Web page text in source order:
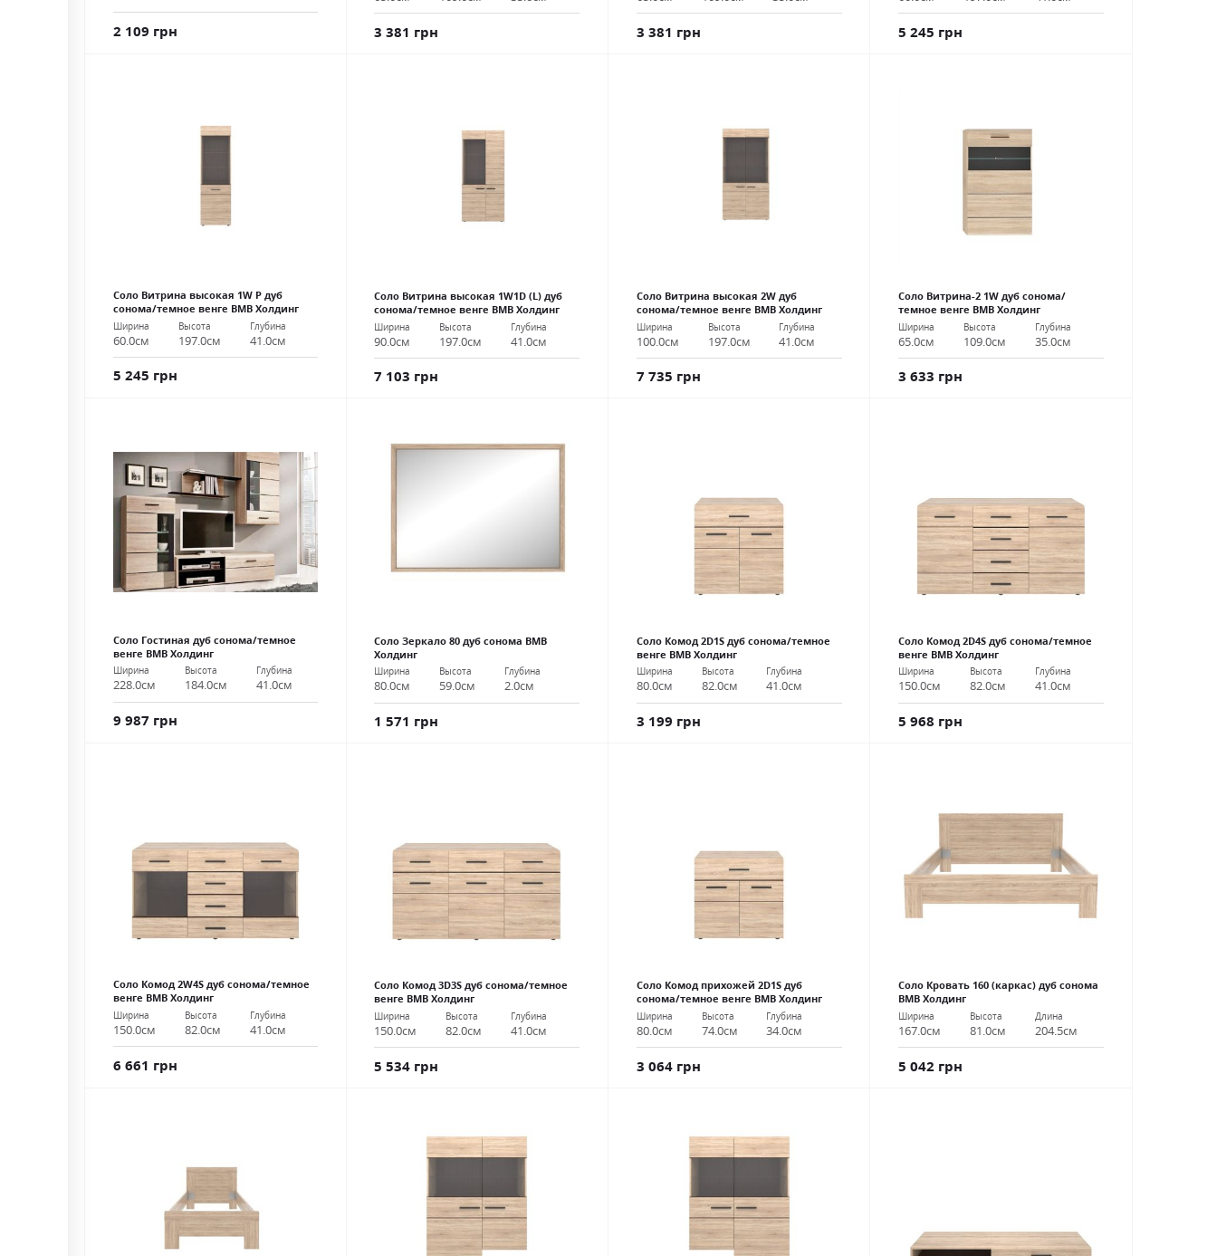
2 109 грн 3 381 грн 3 381 грн 5 245 грн
Соло Витрина высокая 1W P дуб
сонома/темное венге ВМВ Холдинг
Ширина
60.0см
Высота
197.0см
Глубина
41.0см
5 245 грн
Соло Витрина высокая 1W1D (L) дуб
сонома/темное венге ВМВ Холдинг
Ширина
90.0см
Высота
197.0см
Глубина
41.0см
7 103 грн
Соло Витрина высокая 2W дуб
сонома/темное венге ВМВ Холдинг
Ширина
100.0см
Высота
197.0см
Глубина
41.0см
7 735 грн
Соло Витрина-2 1W дуб сонома/
темное венге ВМВ Холдинг
Ширина
65.0см
Высота
109.0см
Глубина
35.0см
3 633 грн
Соло Гостиная дуб сонома/темное
венге ВМВ Холдинг
Ширина
228.0см
Высота
184.0см
Глубина
41.0см
9 987 грн
Соло Зеркало 80 дуб сонома ВМВ
Холдинг
Ширина
80.0см
Высота
59.0см
Глубина
2.0см
1 571 грн
Соло Комод 2D1S дуб сонома/темное
венге ВМВ Холдинг
Ширина
80.0см
Высота
82.0см
Глубина
41.0см
3 199 грн
Соло Комод 2D4S дуб сонома/темное
венге ВМВ Холдинг
Ширина
150.0см
Высота
82.0см
Глубина
41.0см
5 968 грн
Соло Комод 2W4S дуб сонома/темное
венге ВМВ Холдинг
Ширина
150.0см
Высота
82.0см
Глубина
41.0см
6 661 грн
Соло Комод 3D3S дуб сонома/темное
венге ВМВ Холдинг
Ширина
150.0см
Высота
82.0см
Глубина
41.0см
5 534 грн
Соло Комод прихожей 2D1S дуб
сонома/темное венге ВМВ Холдинг
Ширина
80.0см
Высота
74.0см
Глубина
34.0см
3 064 грн
Соло Кровать 160 (каркас) дуб сонома
ВМВ Холдинг
Ширина
167.0см
Высота
81.0см
Длина
204.5см
5 042 грн